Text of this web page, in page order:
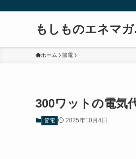
もしものエネマ
ホーム 節電
300ワットの電気
節電 2025年10月4日